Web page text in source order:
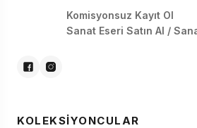
Komisyonsuz Kayıt Ol
Sanat Eseri Satın Al /
KOLEKSIYONCULAR